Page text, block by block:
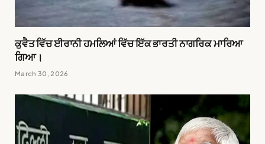
ਕੁਵੈਤ ਵਿੱਚ ਈਰਾਨੀ ਹਮਲਿਆਂ ਵਿੱਚ ਇੱਕ ਭਾਰਤੀ ਨਾਗਰਿਕ ਮਾਰਿਆ
ਗਿਆ।
March 30, 2026